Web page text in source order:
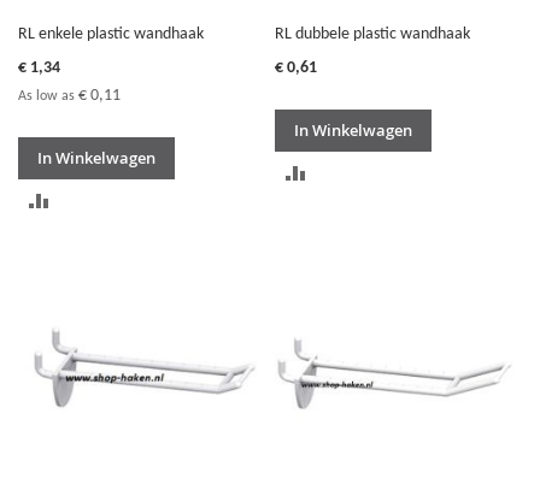
RL enkele plastic wandhaak
€ 1,34
As low as € 0,11
In Winkelwagen
VERGELIJKEN
RL dubbele plastic wandhaak
€ 0,61
In Winkelwagen